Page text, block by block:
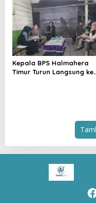
Kepala BPS Halmahera
Timur Turun Langsung ke